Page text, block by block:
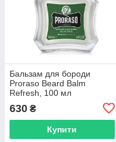
Бальзам для бороди
Proraso Beard Balm
Refresh, 100 мл
630 ₴
Купити